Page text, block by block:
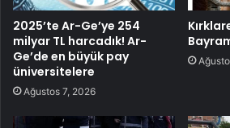
2025’te Ar-Ge’ye 254
milyar TL harcadık! Ar-
Ge’de en büyük pay
üniversitelere
Ağustos 7, 2026